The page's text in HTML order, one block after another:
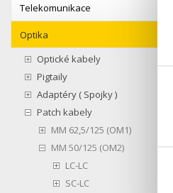
Telekomunikace
Optika
Optické kabely
Pigtaily
Adaptéry ( Spojky )
Patch kabely
MM 62,5/125 (OM1)
MM 50/125 (OM2)
LC-LC
SC-LC